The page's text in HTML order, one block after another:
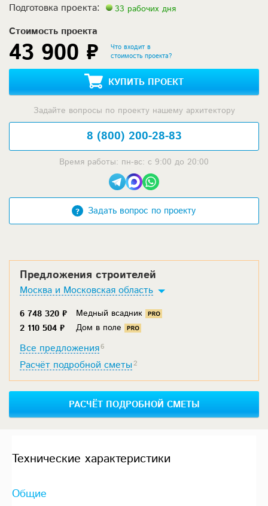
Подготовка проекта: 33 рабочих дня
Стоимость проекта
43 900 ₽
Что входит в
стоимость проекта?
КУПИТЬ ПРОЕКТ
Задайте вопросы по проекту нашему архитектору
8 (800) 200-28-83
Время работы: пн-вс: с 9:00 до 20:00
Задать вопрос по проекту
Предложения строителей
Москва и Московская область
6 748 320 ₽
Медный всадник
2 110 504 ₽
Дом в поле
Все предложения6
Расчёт подробной сметы2
РАСЧЁТ ПОДРОБНОЙ СМЕТЫ
Технические характеристики
Общие